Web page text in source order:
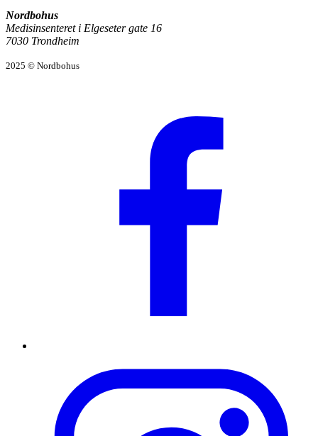
Nordbohus
Medisinsenteret i Elgeseter gate 16
7030 Trondheim
2025 © Nordbohus